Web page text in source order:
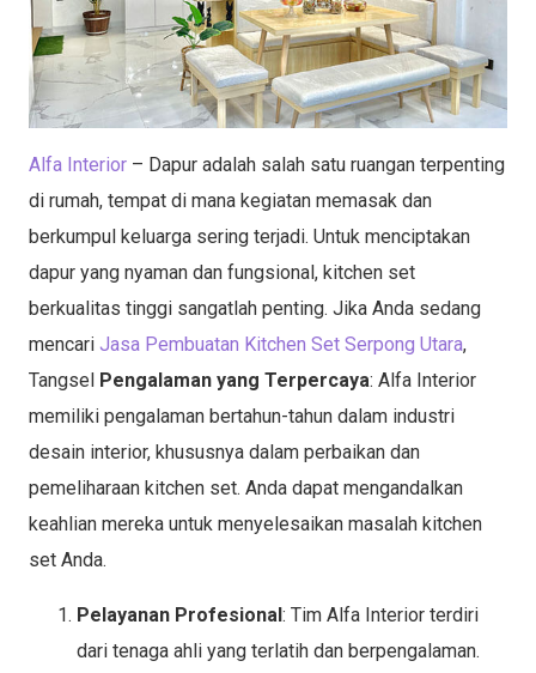
Alfa Interior – Dapur adalah salah satu ruangan terpenting
di rumah, tempat di mana kegiatan memasak dan
berkumpul keluarga sering terjadi. Untuk menciptakan
dapur yang nyaman dan fungsional, kitchen set
berkualitas tinggi sangatlah penting. Jika Anda sedang
mencari Jasa Pembuatan Kitchen Set Serpong Utara,
Tangsel Pengalaman yang Terpercaya: Alfa Interior
memiliki pengalaman bertahun-tahun dalam industri
desain interior, khususnya dalam perbaikan dan
pemeliharaan kitchen set. Anda dapat mengandalkan
keahlian mereka untuk menyelesaikan masalah kitchen
set Anda.
Pelayanan Profesional: Tim Alfa Interior terdiri
dari tenaga ahli yang terlatih dan berpengalaman.